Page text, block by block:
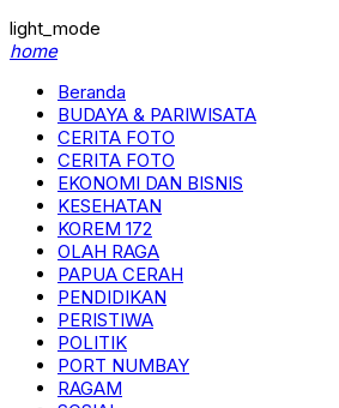
light_mode
home
Beranda
BUDAYA & PARIWISATA
CERITA FOTO
CERITA FOTO
EKONOMI DAN BISNIS
KESEHATAN
KOREM 172
OLAH RAGA
PAPUA CERAH
PENDIDIKAN
PERISTIWA
POLITIK
PORT NUMBAY
RAGAM